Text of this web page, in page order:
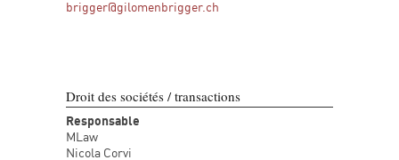
brigger@gilomenbrigger.ch
Droit des sociétés / transactions
Responsable
MLaw
Nicola Corvi